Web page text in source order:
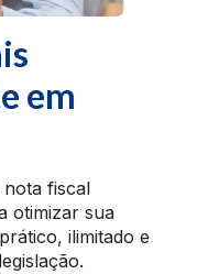
em
nota fiscal
otimizar sua
ilimitado e